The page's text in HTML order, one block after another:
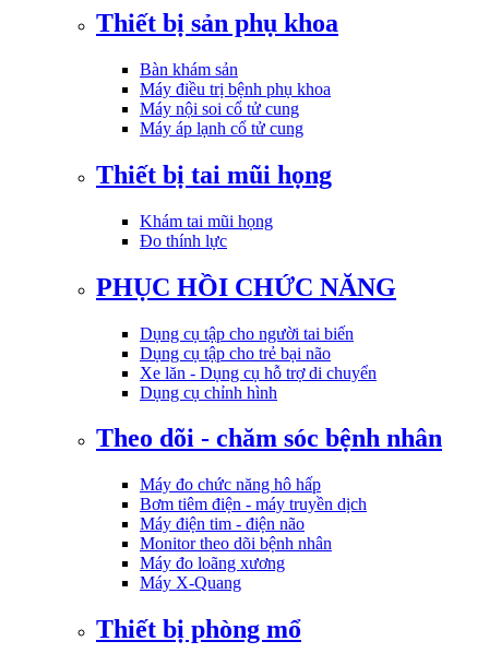
Thiết bị sản phụ khoa
Bàn khám sản
Máy điều trị bệnh phụ khoa
Máy nội soi cổ tử cung
Máy áp lạnh cổ tử cung
Thiết bị tai mũi họng
Khám tai mũi họng
Đo thính lực
PHỤC HỒI CHỨC NĂNG
Dụng cụ tập cho người tai biến
Dụng cụ tập cho trẻ bại não
Xe lăn - Dụng cụ hỗ trợ di chuyển
Dụng cụ chỉnh hình
Theo dõi - chăm sóc bệnh nhân
Máy đo chức năng hô hấp
Bơm tiêm điện - máy truyền dịch
Máy điện tim - điện não
Monitor theo dõi bệnh nhân
Máy đo loãng xương
Máy X-Quang
Thiết bị phòng mổ